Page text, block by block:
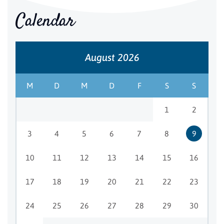
Calendar
August 2026
M D M D F S S
1 2
3 4 5 6 7 8 9
10 11 12 13 14 15 16
17 18 19 20 21 22 23
24 25 26 27 28 29 30